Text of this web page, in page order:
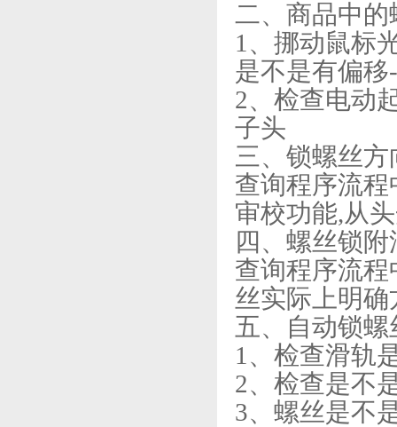
二、商品中
1、挪动鼠标
是不是有偏
2、检查电动
子头
三、锁螺丝方
查询程序流
审校功能,从
四、螺丝锁附
查询程序流
丝实际上明
五、自动锁
1、检查滑轨
2、检查是不
3、螺丝是不